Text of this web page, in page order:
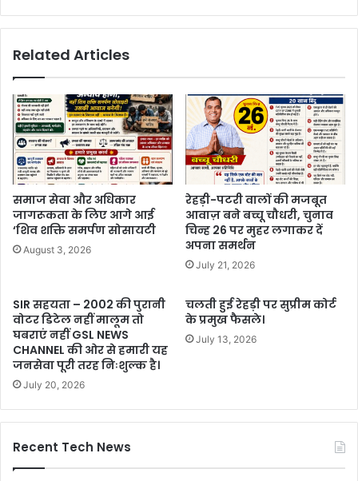
Related Articles
समाज सेवा और अधिकार
जागरूकता के लिए आगे आई
‘शिव शक्ति समर्पण सोसायटी
August 3, 2026
रेहड़ी-पटरी वालों की मजबूत
आवाज़ बने बच्चू चौधरी, चुनाव
चिन्ह 26 पर मुहर लगाकर दें
अपना समर्थन
July 21, 2026
SIR सहयता – 2002 की पुरानी
वोटर डिटेल नहीं मालूम तो
घबराएं नहीं GSL NEWS
CHANNEL की ओर से हमारी यह
जनसेवा पूरी तरह निःशुल्क है।
July 20, 2026
चलती हुई रेहड़ी पर सुप्रीम कोर्ट
के प्रमुख फैसले।
July 13, 2026
Recent Tech News